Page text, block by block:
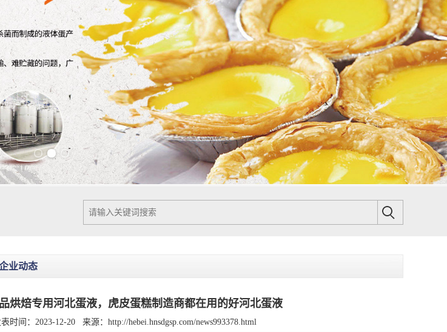
业动态
烘焙专用河北蛋液，虎皮蛋糕制造商都在用的好河北蛋液
时间：2023-12-20 来源： http://hebei.hnsdgsp.com/news993378.html